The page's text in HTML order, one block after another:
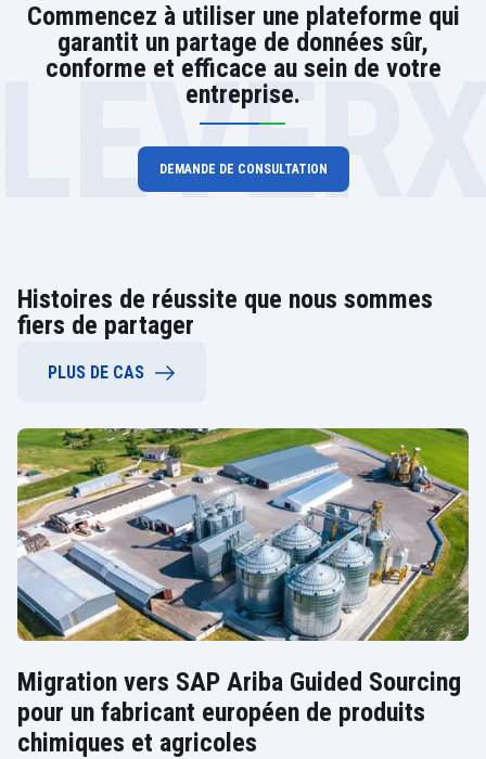
Commencez à utiliser une plateforme qui
garantit un partage de données sûr,
conforme et efficace au sein de votre
entreprise.
DEMANDE DE CONSULTATION
Histoires de réussite que nous sommes
fiers de partager
PLUS DE CAS
Migration vers SAP Ariba Guided Sourcing
pour un fabricant européen de produits
chimiques et agricoles